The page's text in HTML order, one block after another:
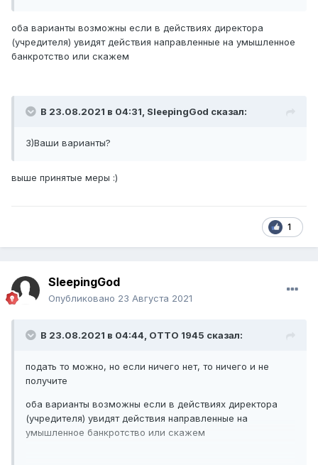
оба варианты возможны если в действиях директора
(учредителя) увидят действия направленные на умышленное
банкротство или скажем
В 23.08.2021 в 04:31, SleepingGod сказал:
3)Ваши варианты?
выше принятые меры :)
1
SleepingGod
Опубликовано 23 Августа 2021
В 23.08.2021 в 04:44, ОТТО 1945 сказал:
подать то можно, но если ничего нет, то ничего и не
получите
оба варианты возможны если в действиях директора
(учредителя) увидят действия направленные на
умышленное банкротство или скажем